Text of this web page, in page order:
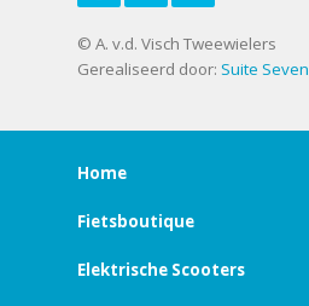
© A. v.d. Visch Tweewielers
Gerealiseerd door: Suite Seven
Home
Fietsboutique
Elektrische Scooters